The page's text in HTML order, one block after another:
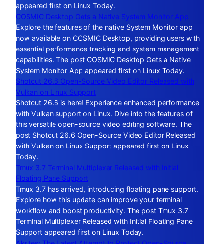
appeared first on Linux Today.
COSMIC Desktop Gets a Native System Monitor App
Explore the features of the native System Monitor app
now available on COSMIC Desktop, providing users with
essential performance tracking and system management
capabilities. The post COSMIC Desktop Gets a Native
System Monitor App appeared first on Linux Today.
Shotcut 26.6 Open-Source Video Editor Released with
Vulkan on Linux Support
Shotcut 26.6 is here! Experience enhanced performance
with Vulkan support on Linux. Dive into the features of
this versatile open-source video editing software. The
post Shotcut 26.6 Open-Source Video Editor Released
with Vulkan on Linux Support appeared first on Linux
Today.
Tmux 3.7 Terminal Multiplexer Released with Initial
Floating Pane Support
Tmux 3.7 has arrived, introducing floating pane support.
Explore how this update can improve your terminal
workflow and boost productivity. The post Tmux 3.7
Terminal Multiplexer Released with Initial Floating Pane
Support appeared first on Linux Today.